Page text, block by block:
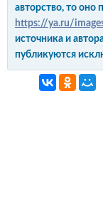
авторство, то оно
https://ya.ru/
источника и
публикуются